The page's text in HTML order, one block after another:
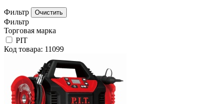
Фильтр
Фильтр
Торговая марка
PIT
Код товара: 11099